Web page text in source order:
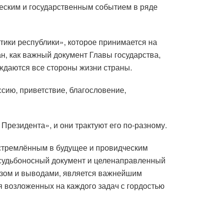
и государственным событием в ряде
республики», которое принимается на
важный документ Главы государства,
все стороны жизни страны.
приветствие, благословение,
и они трактуют его по-разному.
в будущее и провидческим
документ и целенаправленный
и выводами, является важнейшим
на каждого задач с гордостью